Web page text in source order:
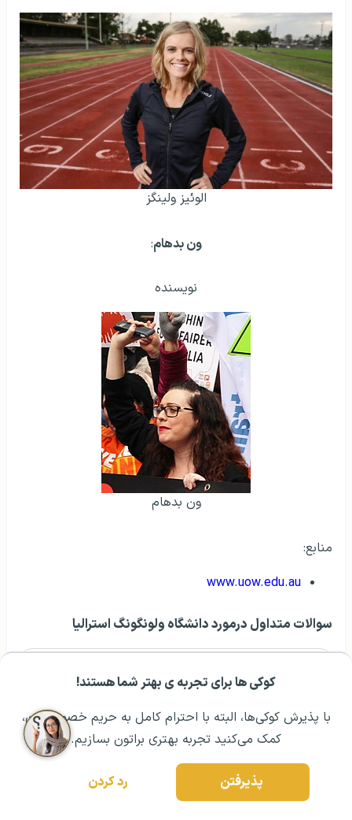
کوکی ها برای تجربه ی بهتر شما هستند!
با پذیرش کوکی‌ها، البته با احترام کامل به حریم خصوصیتون،
کمک می‌کنید تجربه بهتری براتون بسازیم.
پذیرفتن رد کردن
مشــاوره اولیه رایگان: ۰۲۱ ۴۳۰۰۰ ۰۲۱ رزرو مشاوره تخصصی
الوئیز ولینگز
ون بدهام:
نویسنده
ون بدهام
منابع:
www.uow.edu.au
سوالات متداول درمورد دانشگاه ولونگونگ استرالیا
کدام فیلد رشته‌ای دانشگاه ولونگونگ استرالیا
می‌شود؟
ویزای تحصیلی استرالیا چه کلاسی دارد؟